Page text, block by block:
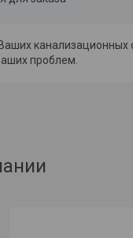
канализационных
проблем.